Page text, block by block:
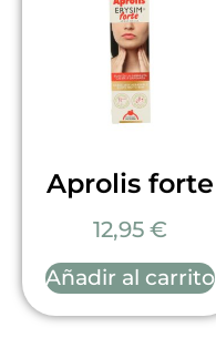
Aprolis forte
12,95 €
Añadir al carrito